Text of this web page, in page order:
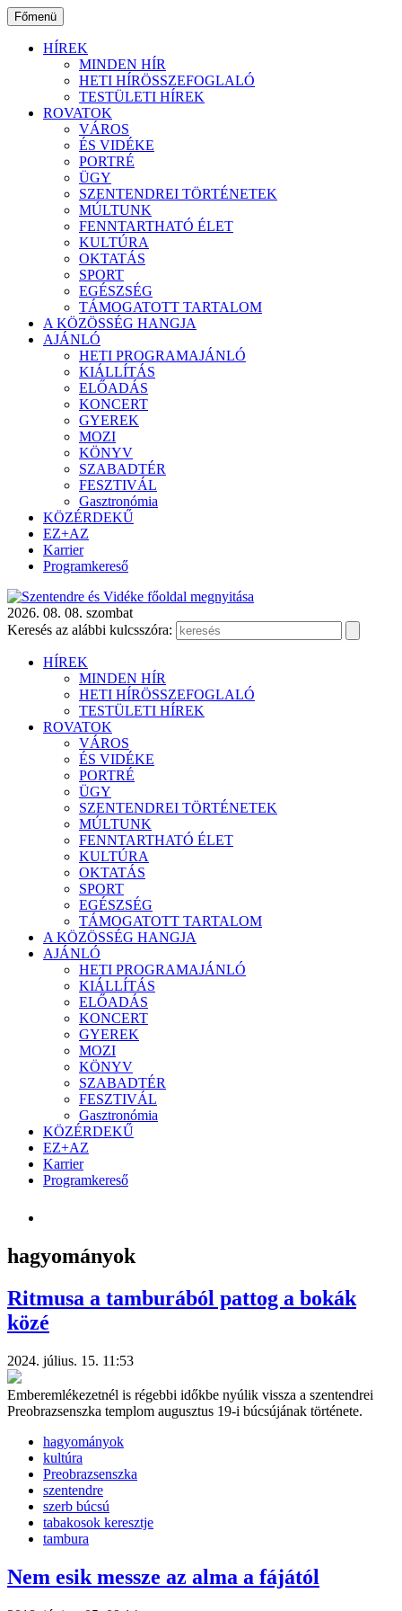
Ugrás
a
tartalomhoz
Főmenü
HÍREK
MINDEN HÍR
HETI HÍRÖSSZEFOGLALÓ
TESTÜLETI HÍREK
ROVATOK
VÁROS
ÉS VIDÉKE
PORTRÉ
ÜGY
SZENTENDREI TÖRTÉNETEK
MÚLTUNK
FENNTARTHATÓ ÉLET
KULTÚRA
OKTATÁS
SPORT
EGÉSZSÉG
TÁMOGATOTT TARTALOM
A KÖZÖSSÉG HANGJA
AJÁNLÓ
HETI PROGRAMAJÁNLÓ
KIÁLLÍTÁS
ELŐADÁS
KONCERT
GYEREK
MOZI
KÖNYV
SZABADTÉR
FESZTIVÁL
Gasztronómia
KÖZÉRDEKŰ
EZ+AZ
Karrier
Programkereső
2026. 08. 08. szombat
Keresés az alábbi kulcsszóra:
HÍREK
MINDEN HÍR
HETI HÍRÖSSZEFOGLALÓ
TESTÜLETI HÍREK
ROVATOK
VÁROS
ÉS VIDÉKE
PORTRÉ
ÜGY
SZENTENDREI TÖRTÉNETEK
MÚLTUNK
FENNTARTHATÓ ÉLET
KULTÚRA
OKTATÁS
SPORT
EGÉSZSÉG
TÁMOGATOTT TARTALOM
A KÖZÖSSÉG HANGJA
AJÁNLÓ
HETI PROGRAMAJÁNLÓ
KIÁLLÍTÁS
ELŐADÁS
KONCERT
GYEREK
MOZI
KÖNYV
SZABADTÉR
FESZTIVÁL
Gasztronómia
KÖZÉRDEKŰ
EZ+AZ
Karrier
Programkereső
hagyományok
Ritmusa a tamburából pattog a bokák
közé
2024. július. 15. 11:53
Emberemlékezetnél is régebbi időkbe nyúlik vissza a szentendrei
Preobrazsenszka templom augusztus 19-i búcsújának története.
hagyományok
kultúra
Preobrazsenszka
szentendre
szerb búcsú
tabakosok keresztje
tambura
Nem esik messze az alma a fájától